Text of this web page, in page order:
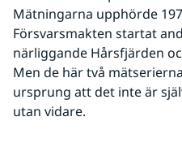
Mätningarna upphörde
Försvarsmakten startat
närliggande Hårsfjärden
Men de här två
ursprung att det inte är
utan vidare.